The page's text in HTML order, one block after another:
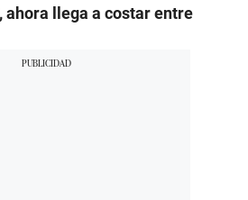
ahora llega a costar entre